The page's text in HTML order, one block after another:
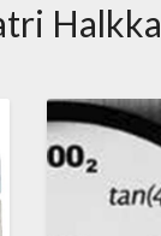
Halkka